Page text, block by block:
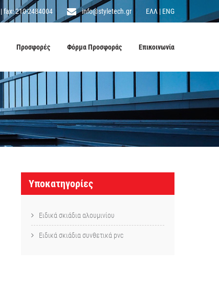
|fax: 210-2484004 info@styletech.gr ΕΛΛ | ENG
Προσφορές Φόρμα Προσφοράς Επικοινωνία
Υποκατηγορίες
Ειδικά σκιάδια αλουμινίου
Ειδικά σκιάδια συνθετικά pvc